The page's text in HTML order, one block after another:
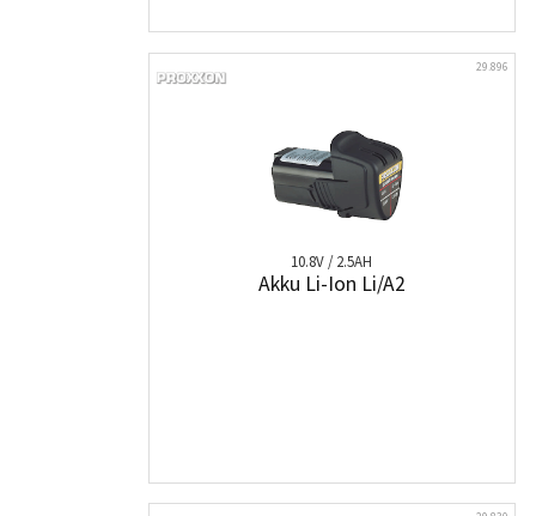
29.896
10.8V / 2.5AH
Akku Li-Ion Li/A2